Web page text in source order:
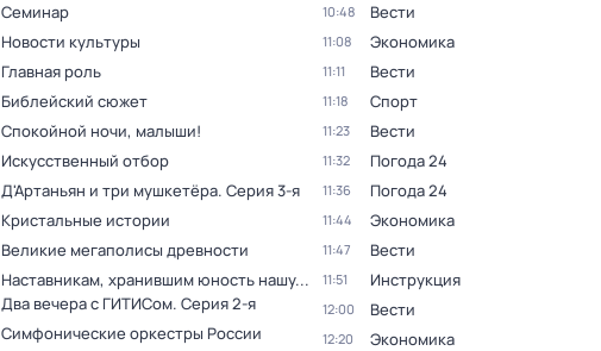
Семинар
Новости культуры
Главная роль
Библейский сюжет
Спокойной ночи, малыши!
Искусственный отбор
Д'Артаньян и три мушкетёра. Серия 3-я
Кристальные истории
Великие мегаполисы древности
Наставникам, хранившим юность нашу...
Два вечера с ГИТИСом. Серия 2-я
Симфонические оркестры России
10:48 Вести
11:08 Экономика
11:11 Вести
11:18 Спорт
11:23 Вести
11:32 Погода 24
11:36 Погода 24
11:44 Экономика
11:47 Вести
11:51 Инструкция
12:00 Вести
12:20 Экономика